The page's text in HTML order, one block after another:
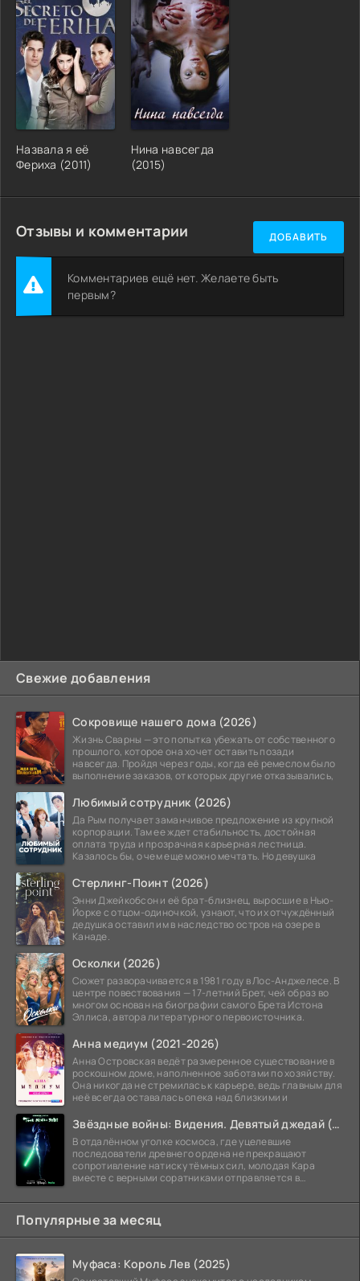
Свежие добавления
Сокровище нашего дома (2026)
Жизнь Сварны — это попытка убежать от собственного
прошлого, которое она хочет оставить позади
навсегда. Пройдя через годы, когда её ремеслом было
выполнение заказов, от которых другие отказывались,
Любимый сотрудник (2026)
Да Рым получает заманчивое предложение из крупной
корпорации. Там ее ждет стабильность, достойная
оплата труда и прозрачная карьерная лестница.
Казалось бы, о чем еще можно мечтать. Но девушка
Стерлинг-Поинт (2026)
Энни Джейкобсон и её брат-близнец, выросшие в Нью-
Йорке с отцом-одиночкой, узнают, что их отчуждённый
дедушка оставил им в наследство остров на озере в
Канаде.
Осколки (2026)
Сюжет разворачивается в 1981 году в Лос-Анджелесе. В
центре повествования — 17-летний Брет, чей образ во
многом основан на биографии самого Брета Истона
Эллиса, автора литературного первоисточника.
Анна медиум (2021-2026)
Анна Островская ведёт размеренное существование в
роскошном доме, наполненное заботами по хозяйству.
Она никогда не стремилась к карьере, ведь главным для
неё всегда оставалась опека над близкими и
Звёздные войны: Видения. Девятый джедай (2026)
В отдалённом уголке космоса, где уцелевшие
последователи древнего ордена не прекращают
сопротивление натиску тёмных сил, молодая Кара
вместе с верными соратниками отправляется в
Популярные за месяц
Муфаса: Король Лев (2025)
Назвала я её
Фериха (2011)
Нина навсегда
(2015)
Отзывы и комментарии ДОБАВИТЬ
Комментариев ещё нет. Желаете быть
первым?